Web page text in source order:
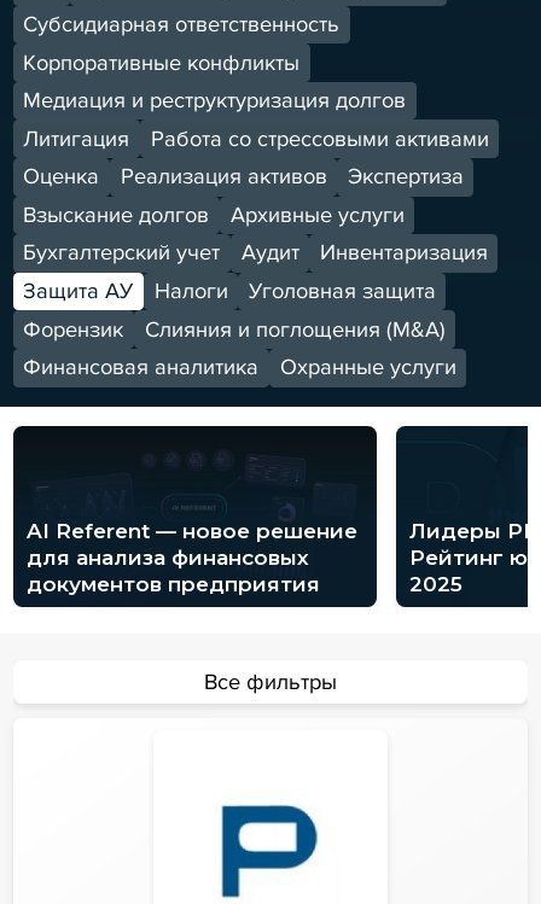
Субсидиарная ответственность
Корпоративные конфликты
Медиация и реструктуризация долгов
Литигация
Работа со стрессовыми активами
Оценка
Реализация активов
Экспертиза
Взыскание долгов
Архивные услуги
Бухгалтерский учет
Аудит
Инвентаризация
Защита АУ
Налоги
Уголовная защита
Форензик
Слияния и поглощения (M&A)
Финансовая аналитика
Охранные услуги
AI Referent — новое решение
для анализа финансовых
документов предприятия
Лидеры
Рейтинг
2025
Все фильтры